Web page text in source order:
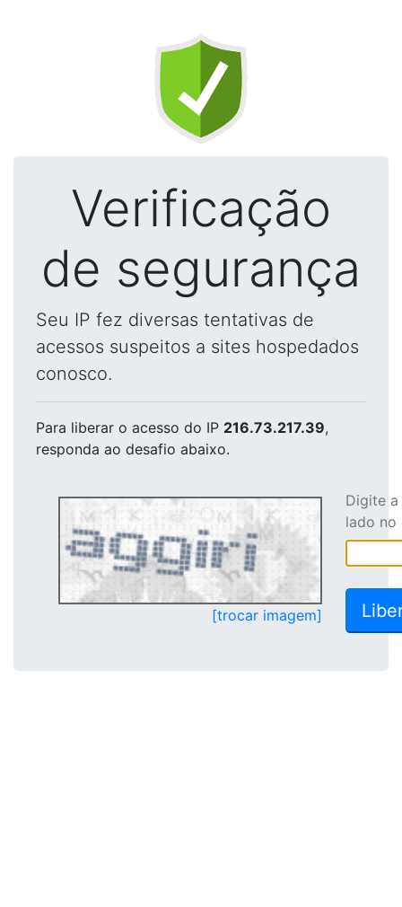
Verificação
de segurança
Seu IP fez diversas tentativas de
acessos suspeitos a sites hospedados
conosco.
Para liberar o acesso do IP 216.73.217.39,
responda ao desafio abaixo.
[trocar imagem]
Digite
lado no